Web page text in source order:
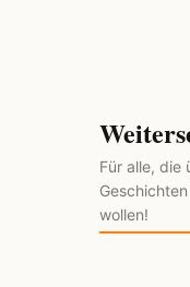
Für alle, die
wollen!